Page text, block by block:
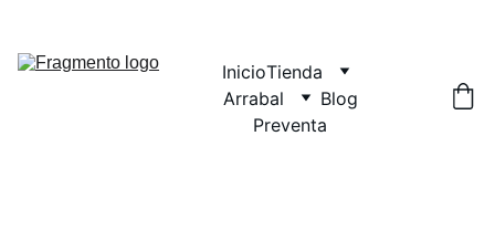
InicioTienda
Arrabal
Blog
Preventa